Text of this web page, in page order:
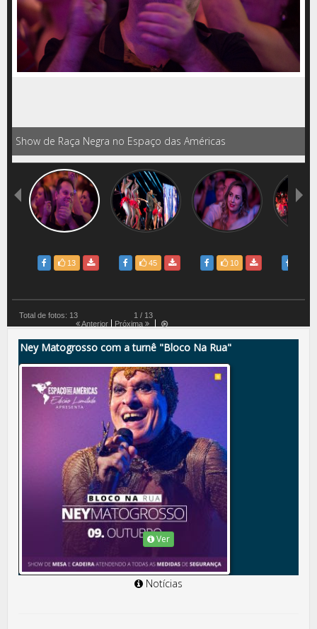
Show de Raça Negra no Espaço das Américas
13 45 10
Total de fotos: 13
1 / 13
Anterior
Próxima
Thiaguinho apresenta novo show no Espaço das Américas
Notícias